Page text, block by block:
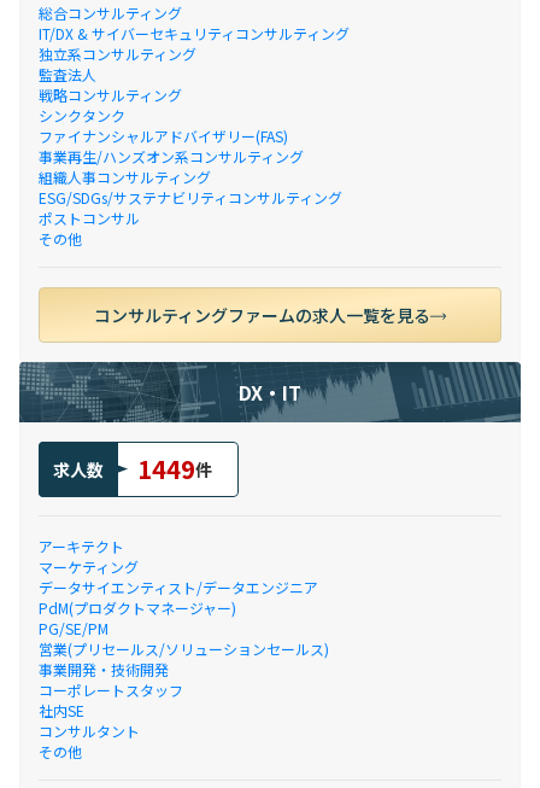
総合コンサルティング
IT/DX & サイバーセキュリティコンサルティング
独立系コンサルティング
監査法人
戦略コンサルティング
シンクタンク
ファイナンシャルアドバイザリー(FAS)
事業再生/ハンズオン系コンサルティング
組織人事コンサルティング
ESG/SDGs/サステナビリティコンサルティング
ポストコンサル
その他
コンサルティングファームの求人一覧を見る
DX・IT
求人数 1449件
アーキテクト
マーケティング
データサイエンティスト/データエンジニア
PdM(プロダクトマネージャー)
PG/SE/PM
営業(プリセールス/ソリューションセールス)
事業開発・技術開発
コーポレートスタッフ
社内SE
コンサルタント
その他